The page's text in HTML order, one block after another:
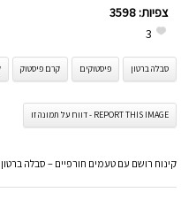
צפיות: 3598
3
סבלה ברטון פיסטוקים קרם פיסטוק
REPORT THIS IMAGE - דווח על תמונה זו
קינוח רושם עם טעמים חורפיים – סבלה